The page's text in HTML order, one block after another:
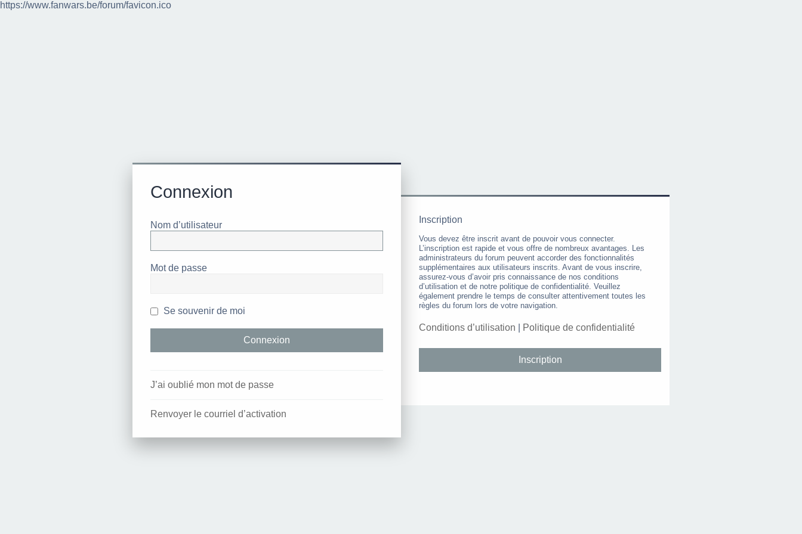
https://www.fanwars.be/forum/favicon.ico
Connexion
Nom d’utilisateur
Mot de passe
Se souvenir de moi
J’ai oublié mon mot de passe
Renvoyer le courriel d’activation
Inscription
Vous devez être inscrit avant de pouvoir vous connecter.
L’inscription est rapide et vous offre de nombreux avantages. Les
administrateurs du forum peuvent accorder des fonctionnalités
supplémentaires aux utilisateurs inscrits. Avant de vous inscrire,
assurez-vous d’avoir pris connaissance de nos conditions
d’utilisation et de notre politique de confidentialité. Veuillez
également prendre le temps de consulter attentivement toutes les
règles du forum lors de votre navigation.
Conditions d’utilisation Politique de confidentialité
Inscription